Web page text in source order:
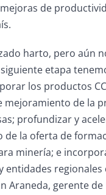
de
harto, pero aún
etapa
los productos
mejoramiento de la
profundizar y
de la oferta de
minería; e
entidades regionales
Araneda, gerente